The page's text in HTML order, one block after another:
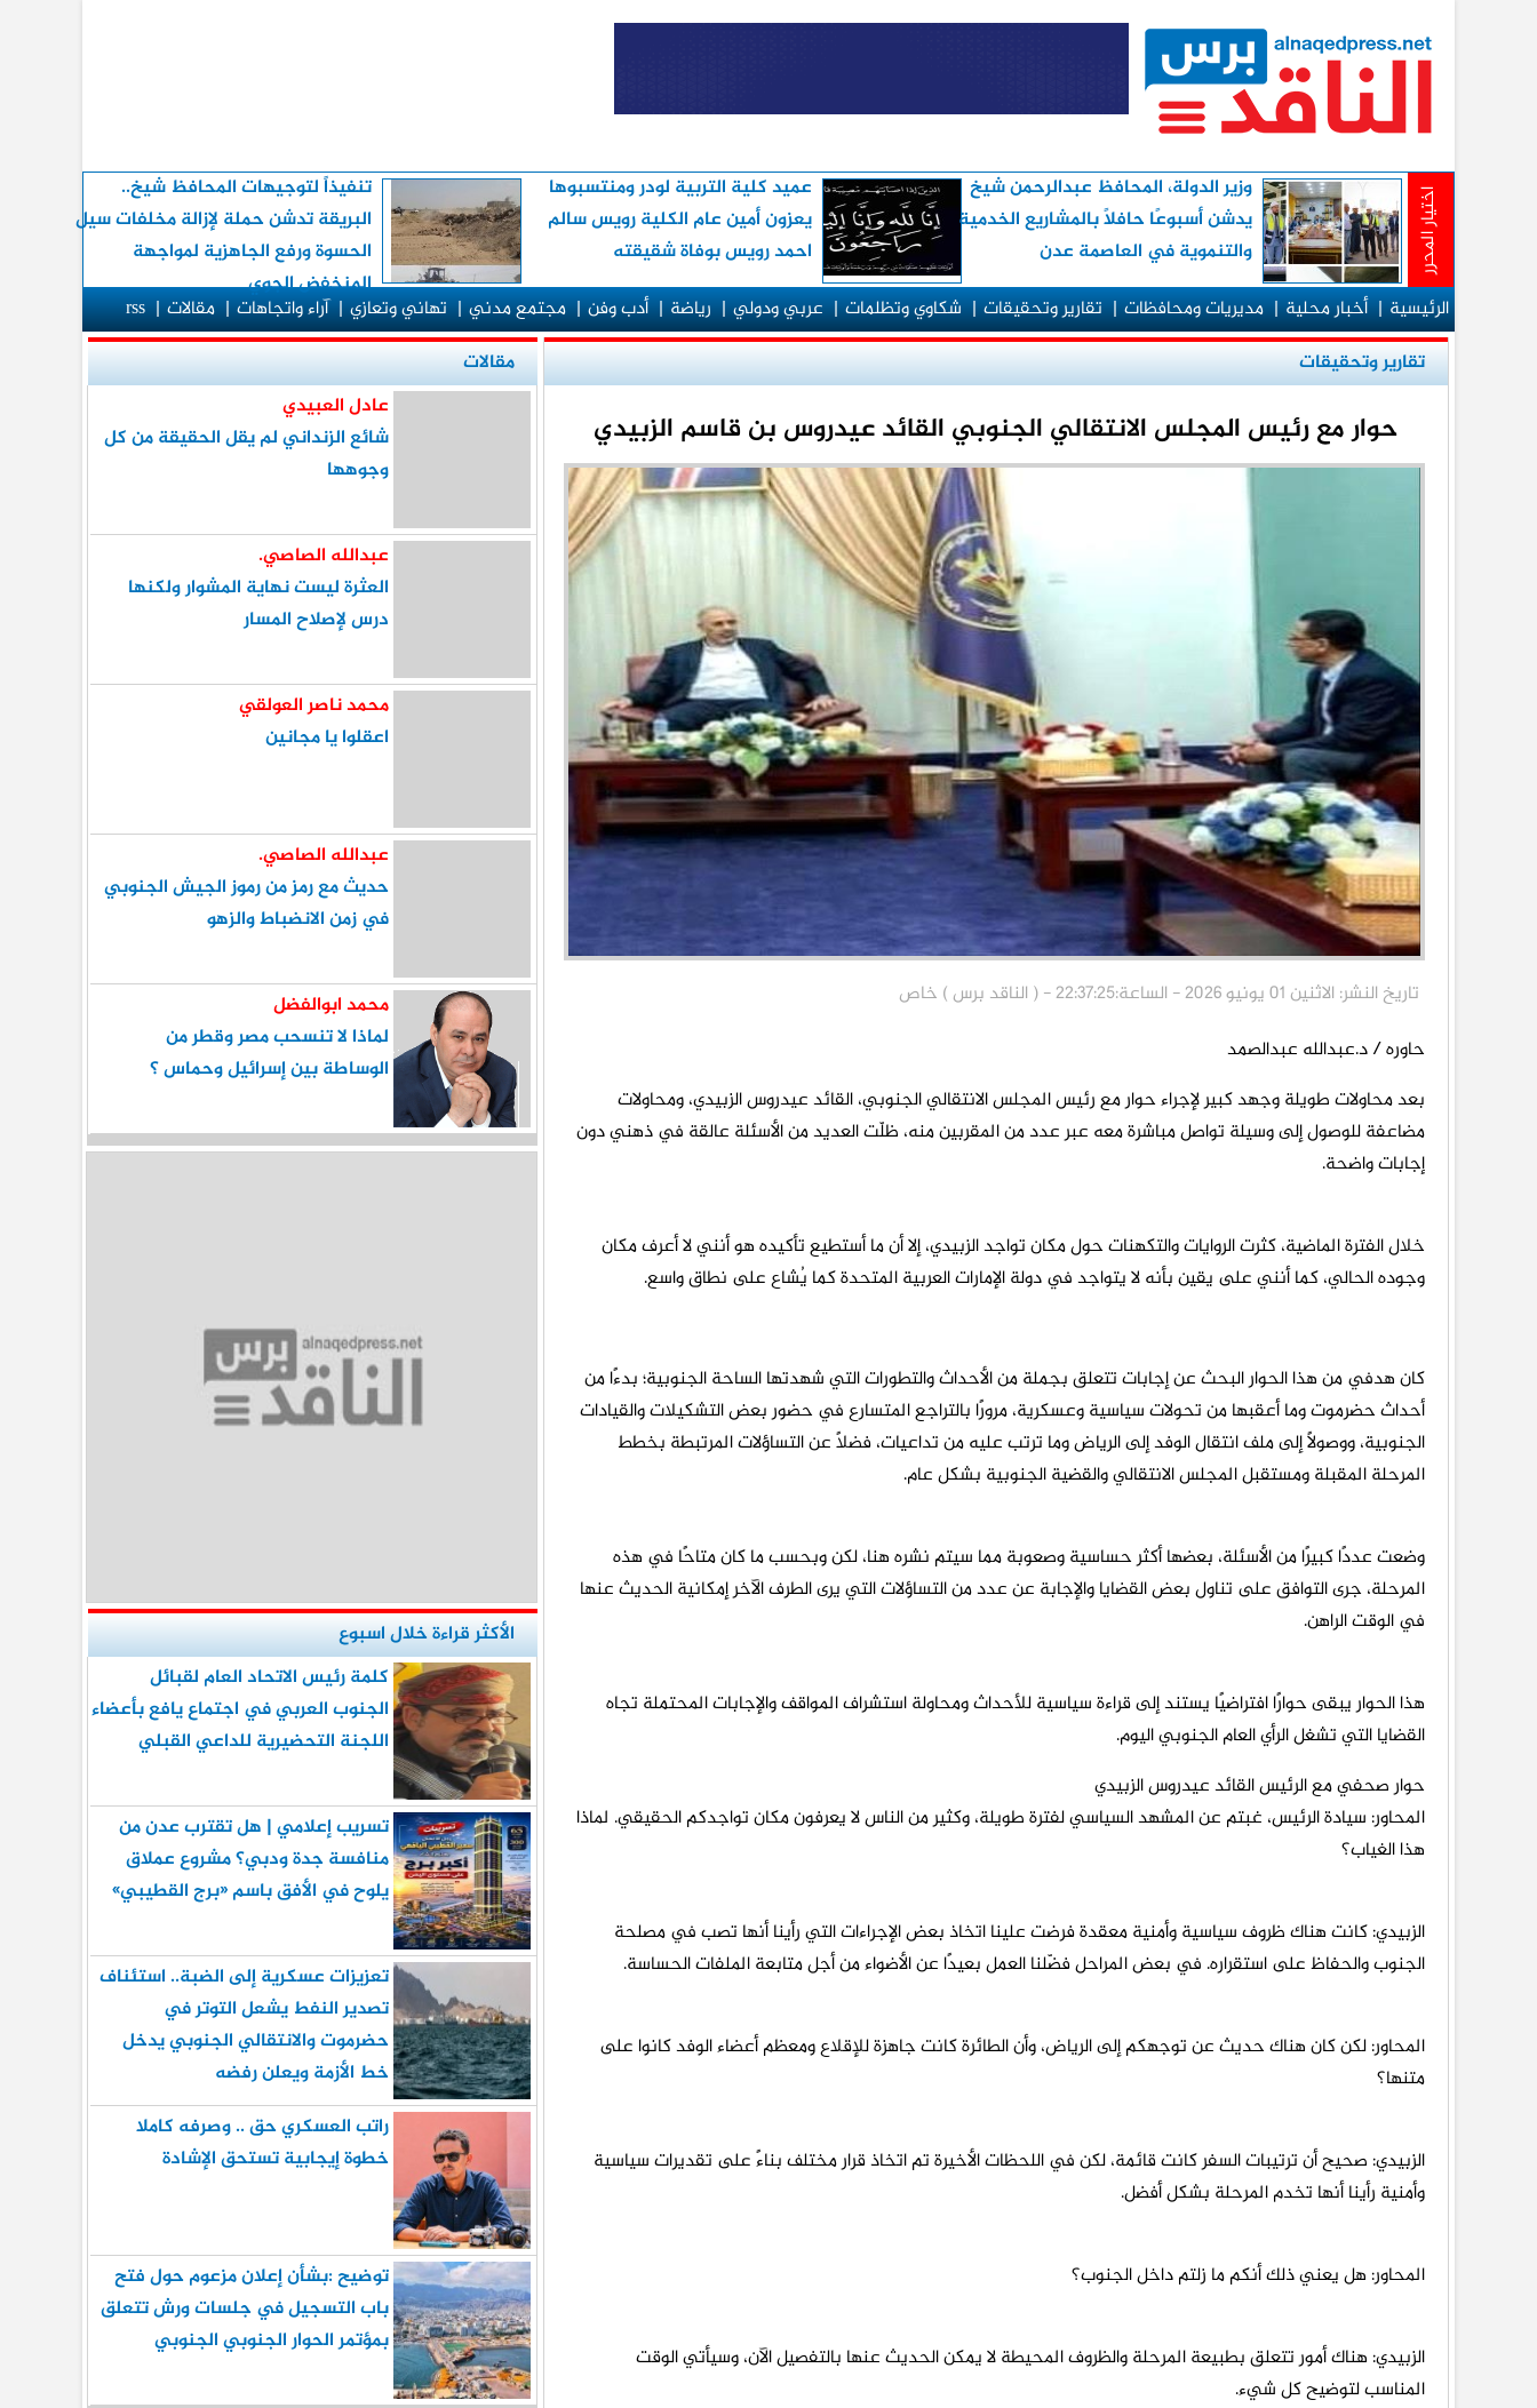
اختيار المحرر
وزير الدولة، المحافظ عبدالرحمن شيخ
يدشن أسبوعًا حافلاً بالمشاريع الخدمية
والتنموية في العاصمة عدن
عميد كلية التربية لودر ومنتسبوها
يعزون أمين عام الكلية رويس سالم
احمد رويس بوفاة شقيقته
تنفيذاً لتوجيهات المحافظ شيخ..
البريقة تدشن حملة لإزالة مخلفات سيل
الحسوة ورفع الجاهزية لمواجهة
المنخفض الجوي
الرئيسية|أخبار محلية|مديريات ومحافظات|تقارير وتحقيقات|شكاوي وتظلمات|عربي ودولي|رياضة|أدب وفن|مجتمع مدني|تهاني وتعازي|آراء واتجاهات|مقالات|
rss
مقالات
عادل العبيدي
شائع الزنداني لم يقل الحقيقة من كل
وجوهها
عبدالله الصاصي.
العثرة ليست نهاية المشوار ولكنها
درس لإصلاح المسار
محمد ناصر العولقي
اعقلوا يا مجانين
عبدالله الصاصي.
حديث مع رمز من رموز الجيش الجنوبي
في زمن الانضباط والزهو
محمد ابوالفضل
لماذا لا تنسحب مصر وقطر من
الوساطة بين إسرائيل وحماس ؟
الأكثر قراءة خلال اسبوع
كلمة رئيس الاتحاد العام لقبائل
الجنوب العربي في اجتماع يافع بأعضاء
اللجنة التحضيرية للداعي القبلي
تسريب إعلامي | هل تقترب عدن من
منافسة جدة ودبي؟ مشروع عملاق
يلوح في الأفق باسم «برج القطيبي»
تعزيزات عسكرية إلى الضبة.. استئناف
تصدير النفط يشعل التوتر في
حضرموت والانتقالي الجنوبي يدخل
خط الأزمة ويعلن رفضه
راتب العسكري حق .. وصرفه كاملا
خطوة إيجابية تستحق الإشادة
توضيح :بشأن إعلان مزعوم حول فتح
باب التسجيل في جلسات ورش تتعلق
بمؤتمر الحوار الجنوبي الجنوبي
تقارير وتحقيقات
حوار مع رئيس المجلس الانتقالي الجنوبي القائد عيدروس بن قاسم الزبيدي
تاريخ النشر: الاثنين 01 يونيو 2026 - الساعة:22:37:25 - ( الناقد برس ) خاص
حاوره / د.عبدالله عبدالصمد
بعد محاولات طويلة وجهد كبير لإجراء حوار مع رئيس المجلس الانتقالي الجنوبي، القائد عيدروس الزبيدي، ومحاولات
مضاعفة للوصول إلى وسيلة تواصل مباشرة معه عبر عدد من المقربين منه، ظلّت العديد من الأسئلة عالقة في ذهني دون
إجابات واضحة.
خلال الفترة الماضية، كثرت الروايات والتكهنات حول مكان تواجد الزبيدي، إلا أن ما أستطيع تأكيده هو أنني لا أعرف مكان
وجوده الحالي، كما أنني على يقين بأنه لا يتواجد في دولة الإمارات العربية المتحدة كما يُشاع على نطاق واسع.
كان هدفي من هذا الحوار البحث عن إجابات تتعلق بجملة من الأحداث والتطورات التي شهدتها الساحة الجنوبية؛ بدءًا من
أحداث حضرموت وما أعقبها من تحولات سياسية وعسكرية، مرورًا بالتراجع المتسارع في حضور بعض التشكيلات والقيادات
الجنوبية، ووصولًا إلى ملف انتقال الوفد إلى الرياض وما ترتب عليه من تداعيات، فضلًا عن التساؤلات المرتبطة بخطط
المرحلة المقبلة ومستقبل المجلس الانتقالي والقضية الجنوبية بشكل عام.
وضعت عددًا كبيرًا من الأسئلة، بعضها أكثر حساسية وصعوبة مما سيتم نشره هنا، لكن وبحسب ما كان متاحًا في هذه
المرحلة، جرى التوافق على تناول بعض القضايا والإجابة عن عدد من التساؤلات التي يرى الطرف الآخر إمكانية الحديث عنها
في الوقت الراهن.
هذا الحوار يبقى حوارًا افتراضيًا يستند إلى قراءة سياسية للأحداث ومحاولة استشراف المواقف والإجابات المحتملة تجاه
القضايا التي تشغل الرأي العام الجنوبي اليوم.
حوار صحفي مع الرئيس القائد عيدروس الزبيدي
المحاور: سيادة الرئيس، غبتم عن المشهد السياسي لفترة طويلة، وكثير من الناس لا يعرفون مكان تواجدكم الحقيقي. لماذا
هذا الغياب؟
الزبيدي: كانت هناك ظروف سياسية وأمنية معقدة فرضت علينا اتخاذ بعض الإجراءات التي رأينا أنها تصب في مصلحة
الجنوب والحفاظ على استقراره. في بعض المراحل فضّلنا العمل بعيدًا عن الأضواء من أجل متابعة الملفات الحساسة.
المحاور: لكن كان هناك حديث عن توجهكم إلى الرياض، وأن الطائرة كانت جاهزة للإقلاع ومعظم أعضاء الوفد كانوا على
متنها؟
الزبيدي: صحيح أن ترتيبات السفر كانت قائمة، لكن في اللحظات الأخيرة تم اتخاذ قرار مختلف بناءً على تقديرات سياسية
وأمنية رأينا أنها تخدم المرحلة بشكل أفضل.
المحاور: هل يعني ذلك أنكم ما زلتم داخل الجنوب؟
الزبيدي: هناك أمور تتعلق بطبيعة المرحلة والظروف المحيطة لا يمكن الحديث عنها بالتفصيل الآن، وسيأتي الوقت
المناسب لتوضيح كل شيء.